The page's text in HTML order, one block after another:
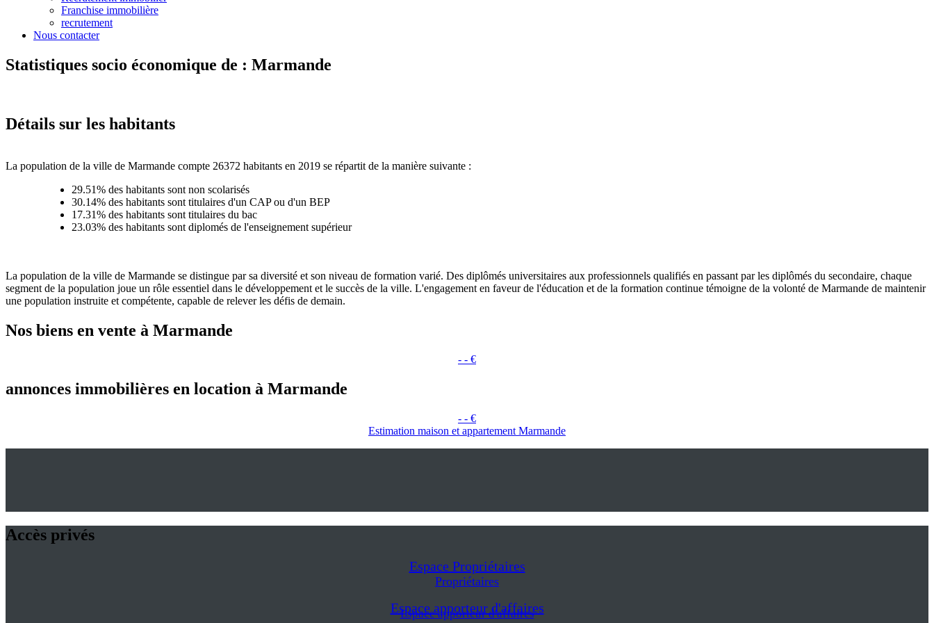
Franchise immobilière
recrutement
Nous contacter
Statistiques socio économique de : Marmande
Détails sur les habitants
La population de la ville de Marmande compte 26372 habitants en 2019 se répartit de la manière suivante :
29.51% des habitants sont non scolarisés
30.14% des habitants sont titulaires d'un CAP ou d'un BEP
17.31% des habitants sont titulaires du bac
23.03% des habitants sont diplomés de l'enseignement supérieur
La population de la ville de Marmande se distingue par sa diversité et son niveau de formation varié. Des diplômés universitaires aux professionnels qualifiés en passant par les diplômés du secondaire, chaque
segment de la population joue un rôle essentiel dans le développement et le succès de la ville. L'engagement en faveur de l'éducation et de la formation continue témoigne de la volonté de Marmande de maintenir
une population instruite et compétente, capable de relever les défis de demain.
Nos biens en vente à Marmande
- - €
annonces immobilières en location à Marmande
- - €
Estimation maison et appartement Marmande
Accès privés
Espace Propriétaires
Propriétaires
Espace apporteur d'affaires
Espace apporteur d'affaires